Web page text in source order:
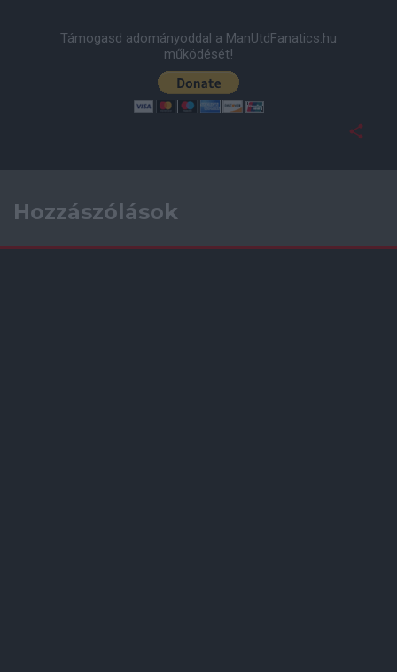
Támogasd adományoddal a ManUtdFanatics.hu
működését!
Hozzászólások